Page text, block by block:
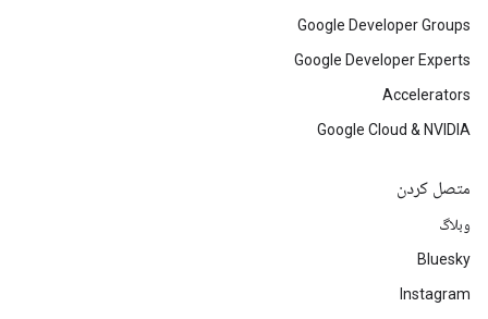
Google Developer Groups
Google Developer Experts
Accelerators
Google Cloud & NVIDIA
متصل کردن
وبلاگ
Bluesky
Instagram